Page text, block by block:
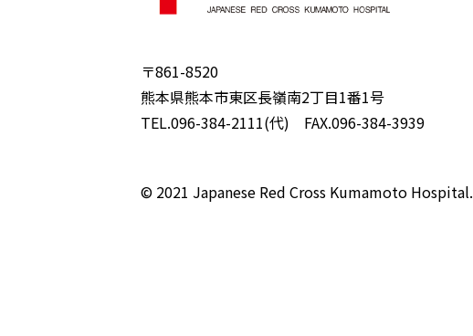
〒861-8520
熊本県熊本市東区長嶺南2丁目1番1号
TEL.096-384-2111(代) FAX.096-384-3939
© 2021 Japanese Red Cross Kumamoto Hospital.